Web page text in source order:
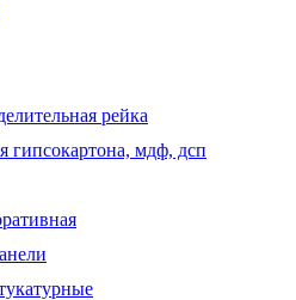
рейка
гипсокартона, мдф, дсп